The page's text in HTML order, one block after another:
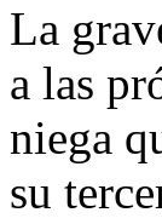
La
a las
niega
su